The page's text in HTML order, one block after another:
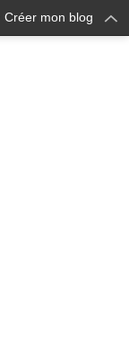
Créer mon blog